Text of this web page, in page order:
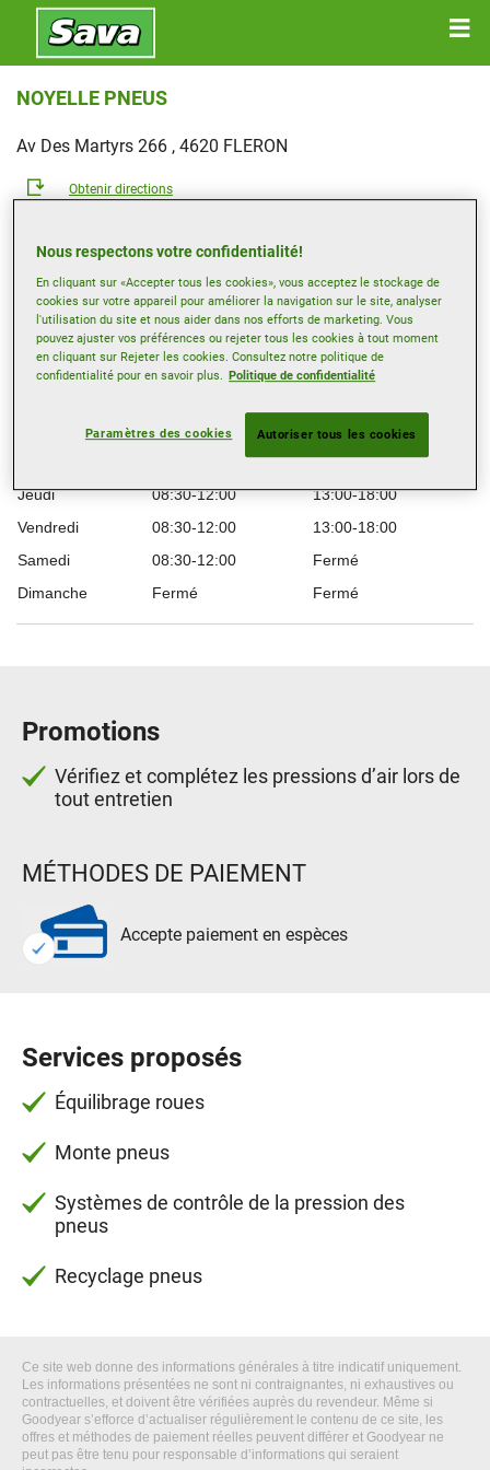
NOYELLE PNEUS
Av Des Martyrs 266 , 4620 FLERON
Obtenir directions
Afficher le numéro de téléphone
noyelle-pneus@skynet.be
Site web revendeur
Heures d’ouverture
08:30-12:00
13:00-18:00
13:00-18:00
Jeudi
08:30-12:00
13:00-18:00
Vendredi
08:30-12:00
13:00-18:00
Samedi
08:30-12:00
Fermé
Dimanche
Fermé Fermé
Promotions
Vérifiez et complétez les pressions d’air lors de
tout entretien
MÉTHODES DE PAIEMENT
Accepte paiement en espèces
Services proposés
Équilibrage roues
Monte pneus
Systèmes de contrôle de la pression des
pneus
Recyclage pneus
Ce site web donne des informations générales à titre indicatif uniquement.
Les informations présentées ne sont ni contraignantes, ni exhaustives ou
contractuelles, et doivent être vérifiées auprès du revendeur. Même si
Goodyear s’efforce d’actualiser régulièrement le contenu de ce site, les
offres et méthodes de paiement réelles peuvent différer et Goodyear ne
peut pas être tenu pour responsable d’informations qui seraient
Nous respectons votre confidentialité!
En cliquant sur «Accepter tous les cookies», vous acceptez le stockage de
cookies sur votre appareil pour améliorer la navigation sur le site, analyser
l'utilisation du site et nous aider dans nos efforts de marketing. Vous
pouvez ajuster vos préférences ou rejeter tous les cookies à tout moment
en cliquant sur Rejeter les cookies. Consultez notre politique de
confidentialité pour en savoir plus. Politique de confidentialité
Paramètres des cookies Autoriser tous les cookies